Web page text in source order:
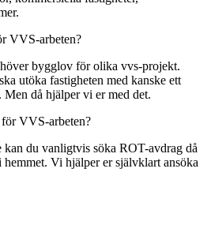
VVS-arbeten?
bygglov för olika vvs-projekt.
utöka fastigheten med kanske ett
Men då hjälper vi er med det.
VVS-arbeten?
du vanligtvis söka ROT-avdrag då
Vi hjälper er självklart ansöka